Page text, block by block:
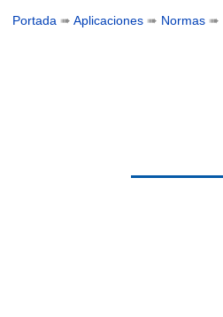
Portada ➠Aplicaciones ➠ Normas ➠